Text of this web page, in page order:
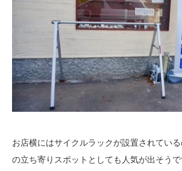
お店横にはサイクルラックが設置されてい
の立ち寄りスポットとしても人気が出そう